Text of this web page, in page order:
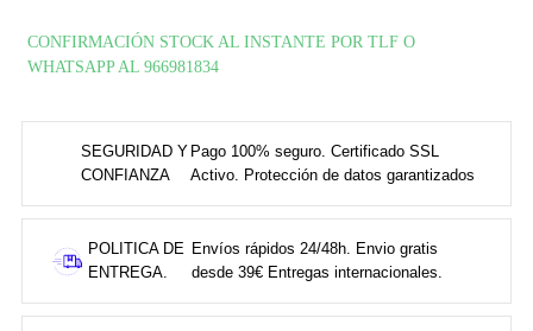
CONFIRMACIÓN STOCK AL INSTANTE POR TLF O
WHATSAPP AL 966981834
SEGURIDAD Y
CONFIANZA
Pago 100% seguro. Certificado SSL
Activo. Protección de datos garantizados
POLITICA DE
ENTREGA.
Envíos rápidos 24/48h. Envio gratis
desde 39€ Entregas internacionales.